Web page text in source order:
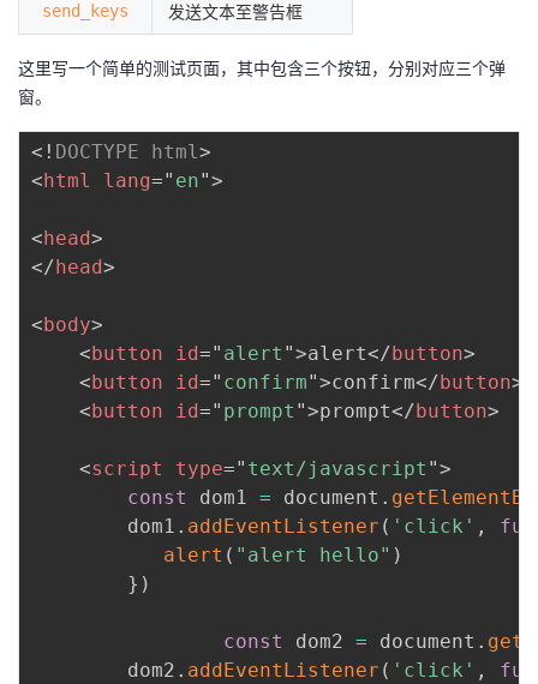
学
我
的
我
持
的
技
我
的
send_keys 发送文本至警告框
这里写一个简单的测试页面，其中包含三个按钮，分别对应三个弹
窗。
<! DOCTYPE html>
<html lang=" en">
<head>
</head>
<body>
<button id=" alert ">alert</button>
<button id=" confirm">confirm</button>
<button id=" prompt ">prompt</button>
<script type=" text/javascript ">
const
dom1 = document .
        dom1
. addEventListener ( 'click' ,
alert ( "alert hello" )
} )
const dom2 = document .
        dom2
. addEventListener ( 'click' ,